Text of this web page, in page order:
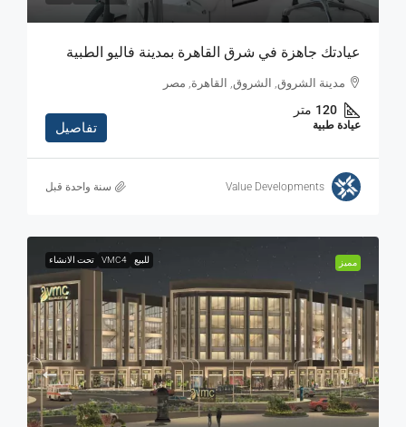
عيادتك جاهزة في شرق القاهرة بمدينة فاليو الطبية
مدينة الشروق, الشروق, القاهرة, مصر
120 متر
عيادة طبية تفاصيل
Value Developments ‏سنة واحدة قبل
مميز للبيع VMC4 تحت الانشاء